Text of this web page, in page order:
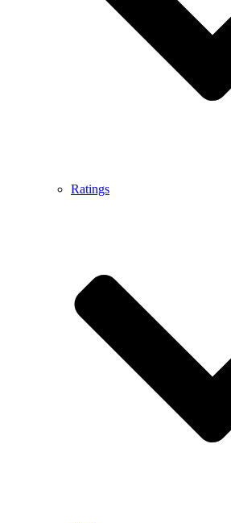
Ratings